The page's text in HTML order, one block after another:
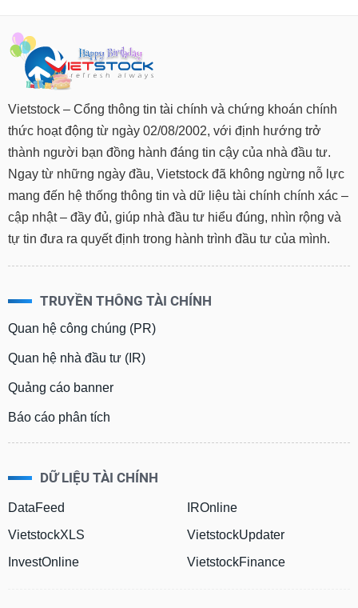
Vietstock – Cổng thông tin tài chính và chứng khoán chính
thức hoạt động từ ngày 02/08/2002, với định hướng trở
thành người bạn đồng hành đáng tin cậy của nhà đầu tư.
Ngay từ những ngày đầu, Vietstock đã không ngừng nỗ lực
mang đến hệ thống thông tin và dữ liệu tài chính chính xác –
cập nhật – đầy đủ, giúp nhà đầu tư hiểu đúng, nhìn rộng và
tự tin đưa ra quyết định trong hành trình đầu tư của mình.
TRUYỀN THÔNG TÀI CHÍNH
Quan hệ công chúng (PR)
Quan hệ nhà đầu tư (IR)
Quảng cáo banner
Báo cáo phân tích
DỮ LIỆU TÀI CHÍNH
DataFeed
VietstockXLS
InvestOnline
IROnline
VietstockUpdater
VietstockFinance